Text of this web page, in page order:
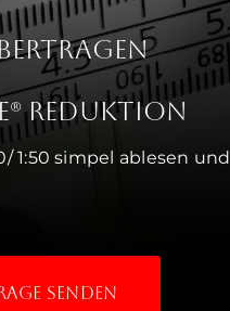
Reduktion
1:50 simpel ablesen und
senden